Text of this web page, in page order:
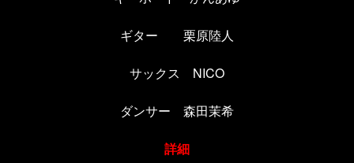
ギター 栗原陸人
サックス NICO
ダンサー 森田茉希
詳細